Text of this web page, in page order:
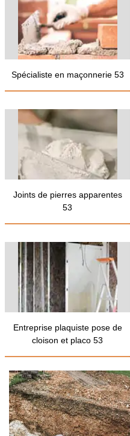
Spécialiste en maçonnerie 53
Joints de pierres apparentes
53
Entreprise plaquiste pose de
cloison et placo 53